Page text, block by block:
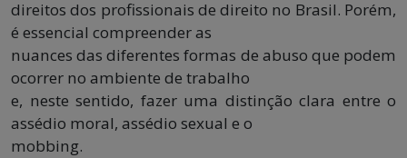
direitos dos profissionais de direito no Brasil. Porém,
é essencial compreender as
nuances das diferentes formas de abuso que podem
ocorrer no ambiente de trabalho
e, neste sentido, fazer uma distinção clara entre o
assédio moral, assédio sexual e o
mobbing.